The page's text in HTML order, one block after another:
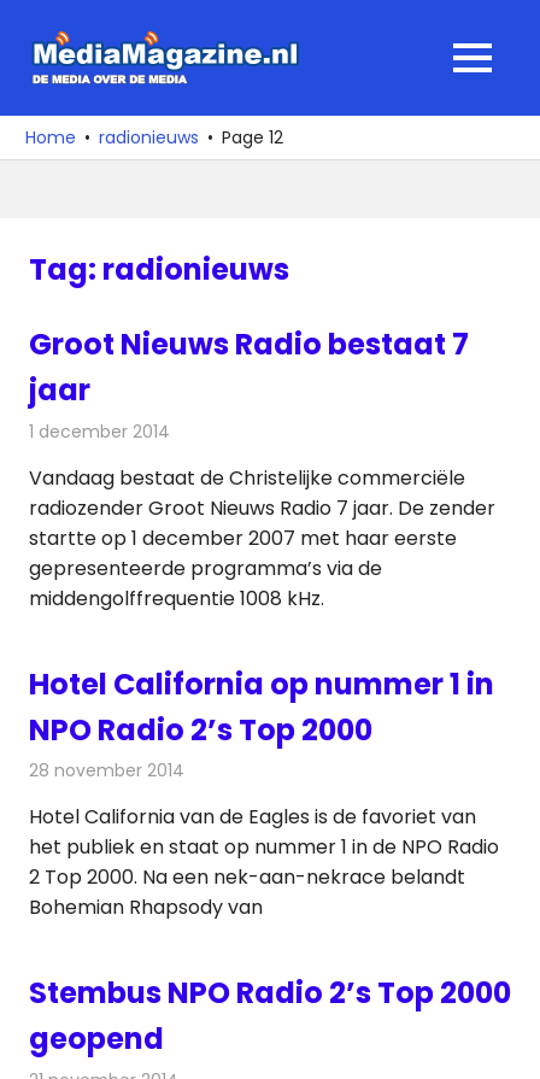
naar
media
over
MENU
Home radionieuws Page 12
Tag: radionieuws
Groot Nieuws Radio bestaat 7
jaar
1 december 2014
Vandaag bestaat de Christelijke commerciële
radiozender Groot Nieuws Radio 7 jaar. De zender
startte op 1 december 2007 met haar eerste
gepresenteerde programma’s via de
middengolffrequentie 1008 kHz.
Hotel California op nummer 1 in
NPO Radio 2’s Top 2000
28 november 2014
Hotel California van de Eagles is de favoriet van
het publiek en staat op nummer 1 in de NPO Radio
2 Top 2000. Na een nek-aan-nekrace belandt
Bohemian Rhapsody van
Stembus NPO Radio 2’s Top 2000
geopend